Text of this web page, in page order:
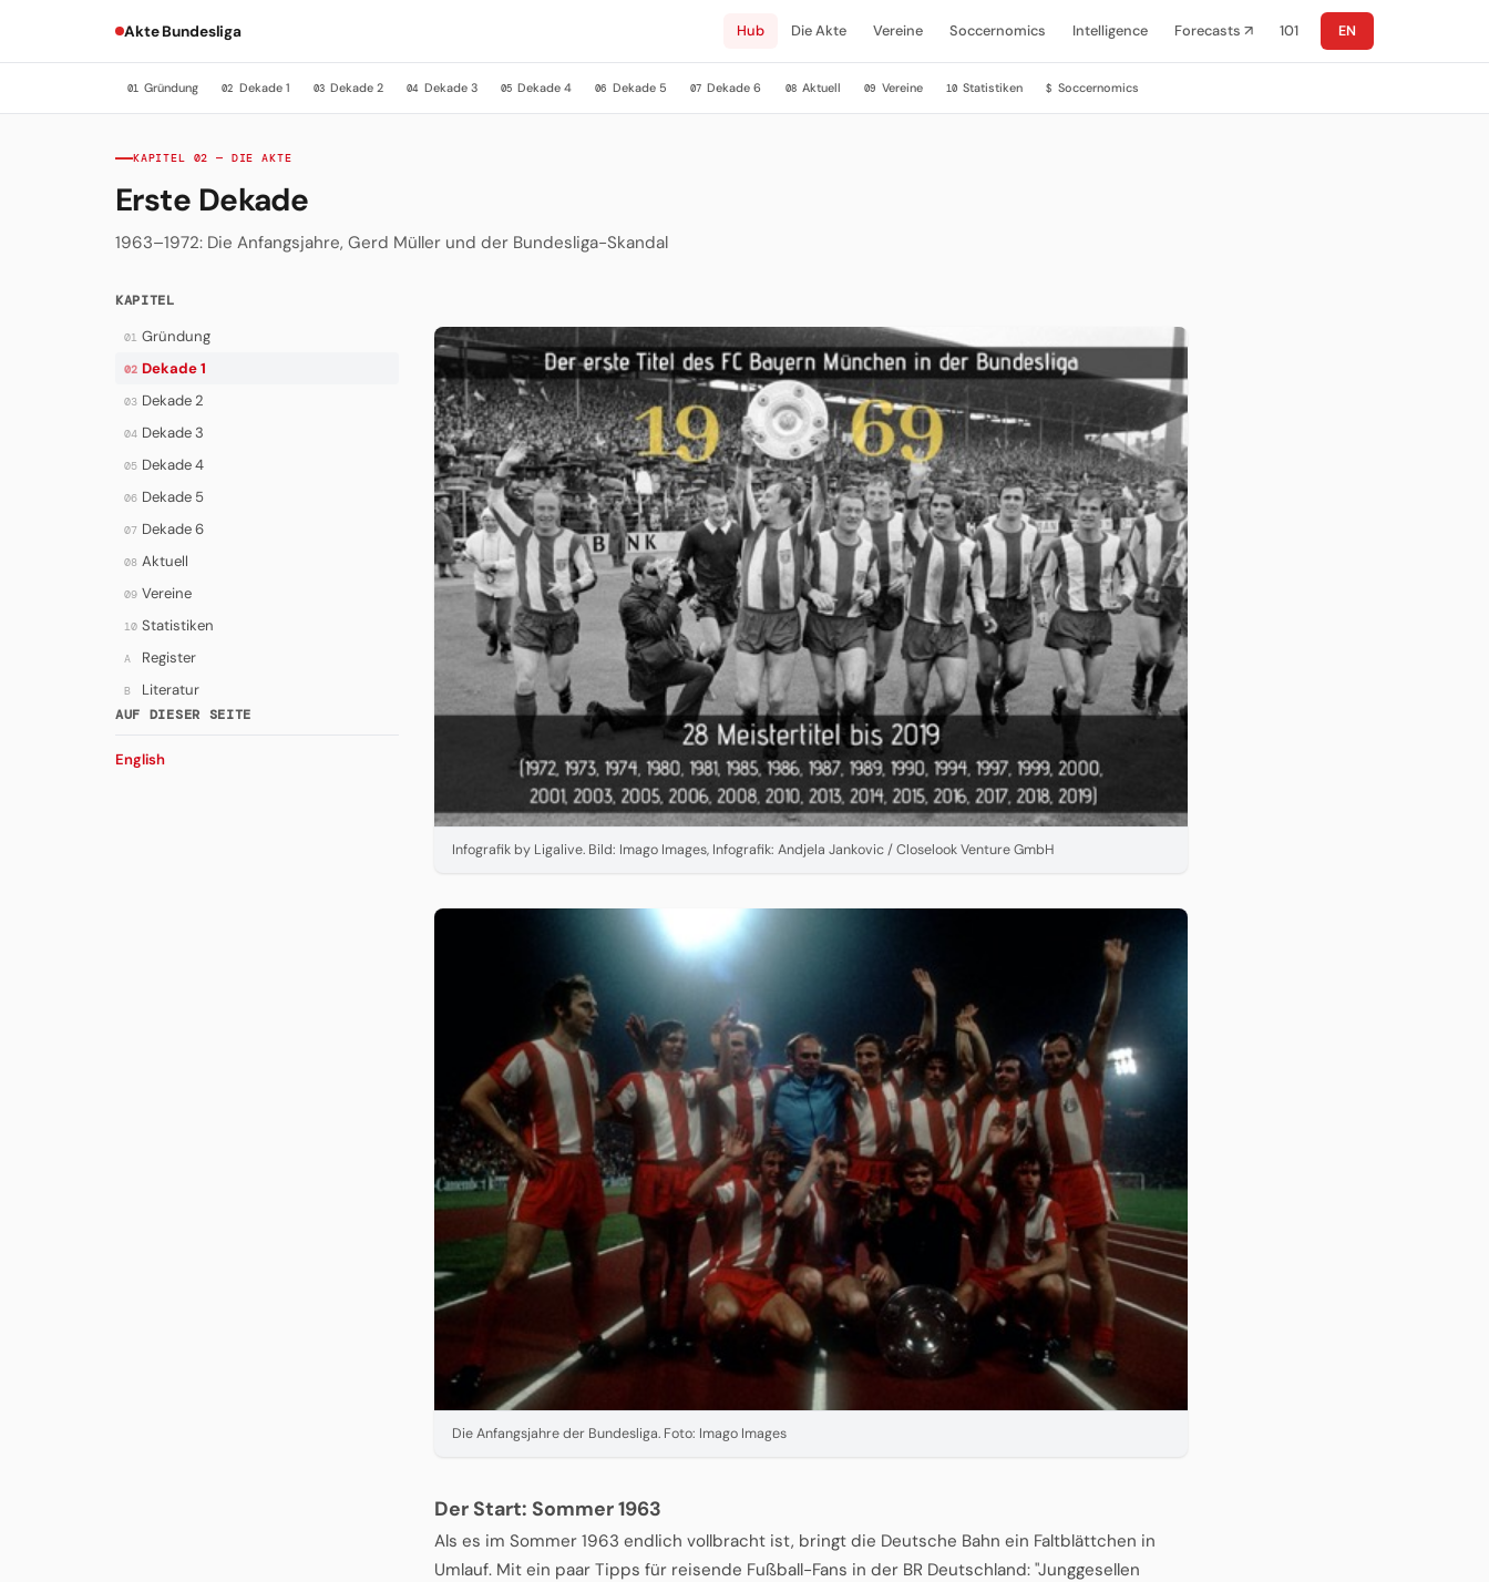
Akte Bundesliga Hub Die Akte Vereine Soccernomics Intelligence Forecasts ↗ 101 EN
01 Gründung 02 Dekade 1 03 Dekade 2 04 Dekade 3 05 Dekade 4 06 Dekade 5 07 Dekade 6 08 Aktuell 09 Vereine 10 Statistiken $ Soccernomics
KAPITEL 02 — DIE AKTE
Erste Dekade
1963–1972: Die Anfangsjahre, Gerd Müller und der Bundesliga-Skandal
KAPITEL
01 Gründung
02 Dekade 1
03 Dekade 2
04 Dekade 3
05 Dekade 4
06 Dekade 5
07 Dekade 6
08 Aktuell
09 Vereine
10 Statistiken
A Register
B Literatur
AUF DIESER SEITE
English
Infografik by Ligalive. Bild: Imago Images, Infografik: Andjela Jankovic / Closelook Venture GmbH
Die Anfangsjahre der Bundesliga. Foto: Imago Images
Der Start: Sommer 1963
Als es im Sommer 1963 endlich vollbracht ist, bringt die Deutsche Bahn ein Faltblättchen in
Umlauf. Mit ein paar Tipps für reisende Fußball-Fans in der BR Deutschland: "Junggesellen